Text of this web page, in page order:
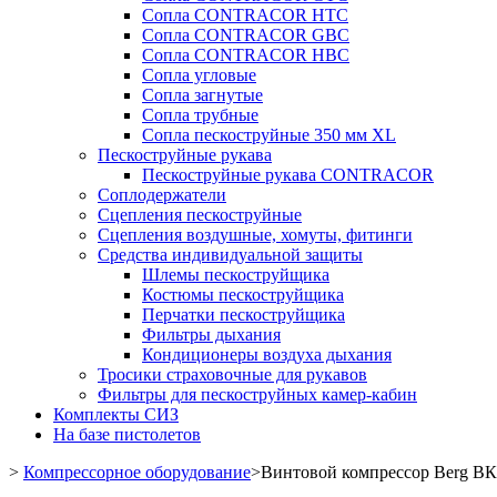
Сопла CONTRACOR HTC
Сопла CONTRACOR GBC
Сопла CONTRACOR HBC
Сопла угловые
Сопла загнутые
Сопла трубные
Сопла пескоструйные 350 мм XL
Пескоструйные рукава
Пескоструйные рукава CONTRACOR
Соплодержатели
Сцепления пескоструйные
Сцепления воздушные, хомуты, фитинги
Средства индивидуальной защиты
Шлемы пескоструйщика
Костюмы пескоструйщика
Перчатки пескоструйщика
Фильтры дыхания
Кондиционеры воздуха дыхания
Тросики страховочные для рукавов
Фильтры для пескоструйных камер-кабин
Комплекты СИЗ
На базе пистолетов
> Компрессорное оборудование>Винтовой компрессор Berg